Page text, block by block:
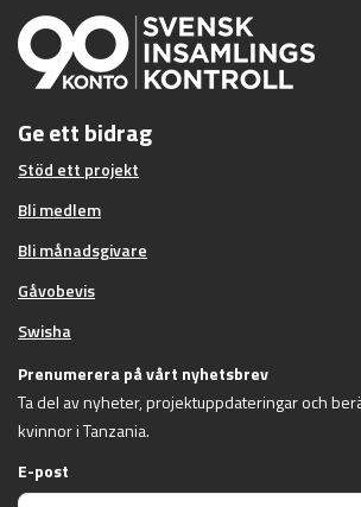
Ge ett bidrag
Stöd ett projekt
Bli medlem
Bli månadsgivare
Gåvobevis
Swisha
Prenumerera på vårt nyhetsbrev
Ta del av nyheter, projektuppdateringar och
kvinnor i Tanzania.
E-post